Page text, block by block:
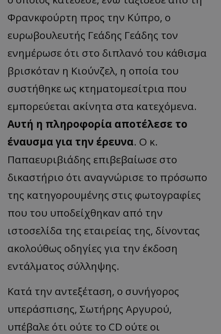
Φρανκφούρτη προς την Κύπρο, ο
ευρωβουλευτής Γεάδης Γεάδης τον
ενημέρωσε ότι στο διπλανό του κάθισμα
βρισκόταν η Κιούνζελ, η οποία του
συστήθηκε ως κτηματομεσίτρια που
εμπορεύεται ακίνητα στα κατεχόμενα.
Αυτή η πληροφορία αποτέλεσε το
έναυσμα για την έρευνα. Ο κ.
Παπαευριβιάδης επιβεβαίωσε στο
δικαστήριο ότι αναγνώρισε το πρόσωπο
της κατηγορουμένης στις φωτογραφίες
που του υποδείχθηκαν από την
ιστοσελίδα της εταιρείας της, δίνοντας
ακολούθως οδηγίες για την έκδοση
εντάλματος σύλληψης.
Κατά την αντεξέταση, ο συνήγορος
υπεράσπισης, Σωτήρης Αργυρού,
υπέβαλε ότι ούτε το CD ούτε οι